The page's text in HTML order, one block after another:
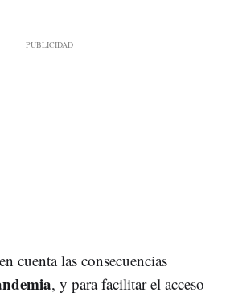
cuenta las consecuencias
, y para facilitar el acceso